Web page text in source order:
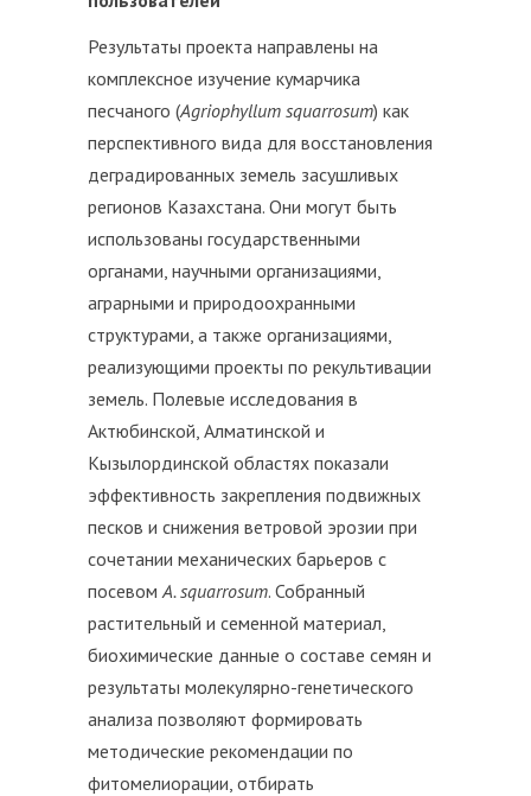
Результаты проекта направлены на
комплексное изучение кумарчика
песчаного (Agriophyllum squarrosum) как
перспективного вида для восстановления
деградированных земель засушливых
регионов Казахстана. Они могут быть
использованы государственными
органами, научными организациями,
аграрными и природоохранными
структурами, а также организациями,
реализующими проекты по рекультивации
земель. Полевые исследования в
Актюбинской, Алматинской и
Кызылординской областях показали
эффективность закрепления подвижных
песков и снижения ветровой эрозии при
сочетании механических барьеров с
посевомA. squarrosum. Собранный
растительный и семенной материал,
биохимические данные о составе семян и
результаты молекулярно-генетического
анализа позволяют формировать
методические рекомендации по
фитомелиорации, отбирать